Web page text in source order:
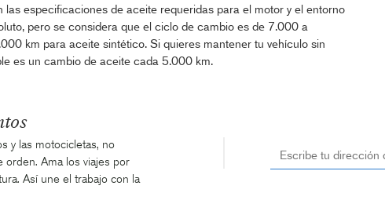
especificaciones de aceite requeridas para el motor y el entorno
pero se considera que el ciclo de cambio es de 7.000 a
km para aceite sintético. Si quieres mantener tu vehículo sin
es un cambio de aceite cada 5.000 km.
y las motocicletas, no
orden. Ama los viajes por
Así une el trabajo con la